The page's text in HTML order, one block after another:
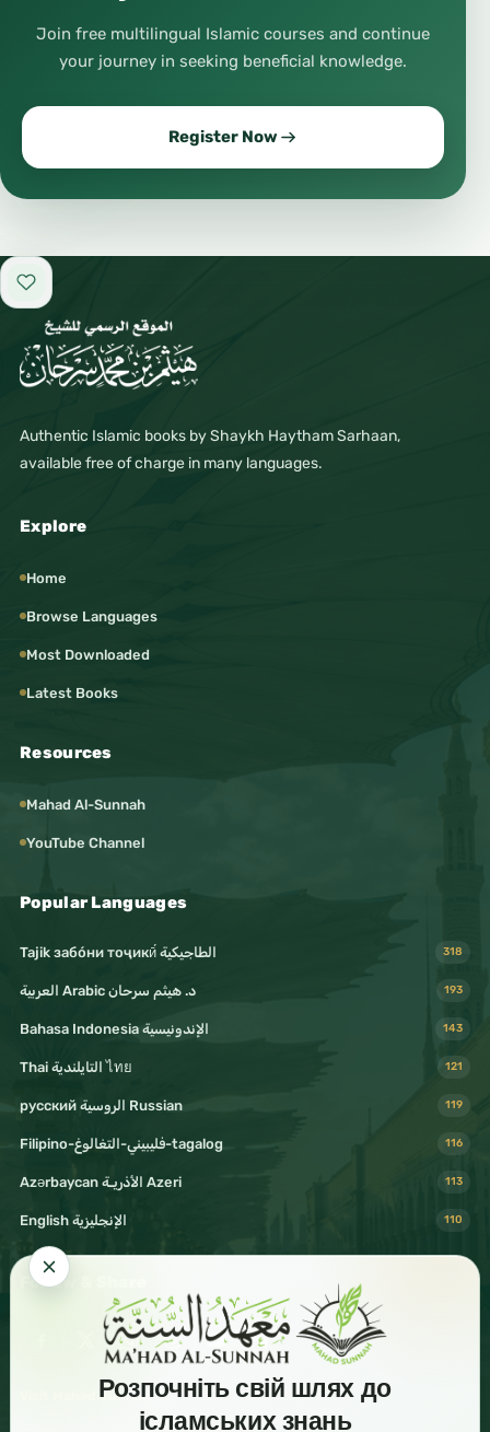
Розпочніть свій шлях до
ісламських знань
Join free multilingual Islamic courses and continue
your journey in seeking beneficial knowledge.
Register Now
Add to favorites
Authentic Islamic books by Shaykh Haytham Sarhaan,
available free of charge in many languages.
Explore
Home
Browse Languages
Most Downloaded
Latest Books
Resources
Mahad Al-Sunnah
YouTube Channel
Popular Languages
Tajik забо́ни тоҷикӣ́ الطاجيكية 318
د. هيثم سرحان Arabic العربية 193
Bahasa Indonesia الإندونيسية 143
Thai التايلندية ไทย 121
русский الروسية Russian 119
Filipino-فليبيني-التغالوغ-tagalog 116
Azərbaycan الأذريـة Azeri 113
English الإنجليزية 110
Follow & Share
Visit Mahad Sunnah